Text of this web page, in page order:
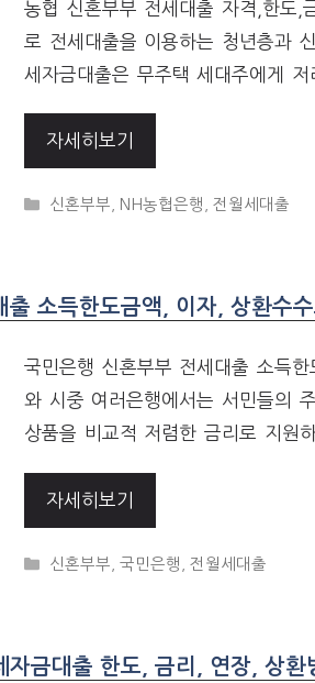
농협 신혼부부 전세대출 자격,한도,
로 전세대출을 이용하는 청년층과
세자금대출은 무주택 세대주에게
자세히보기
CATEGORIES
신혼부부 NH농협은행 ,전월세대출
출 소득한도금액, 이자, 상환수
국민은행 신혼부부 전세대출 소득
와 시중 여러은행에서는 서민들의
상품을 비교적 저렴한 금리로 지원
자세히보기
CATEGORIES
신혼부부 ,국민은행 ,전월세대출
자금대출 한도, 금리, 연장, 상환